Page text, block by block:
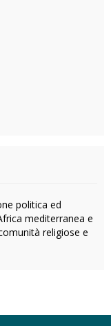
politica ed
mediterranea e
religiose e